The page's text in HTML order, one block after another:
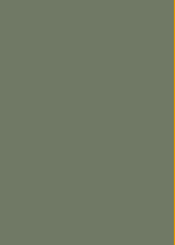
hofbauernhof/